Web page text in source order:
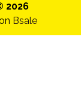
2026
Bsale